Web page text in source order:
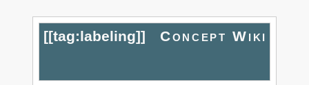
[[tag:labeling]] Concept Wiki